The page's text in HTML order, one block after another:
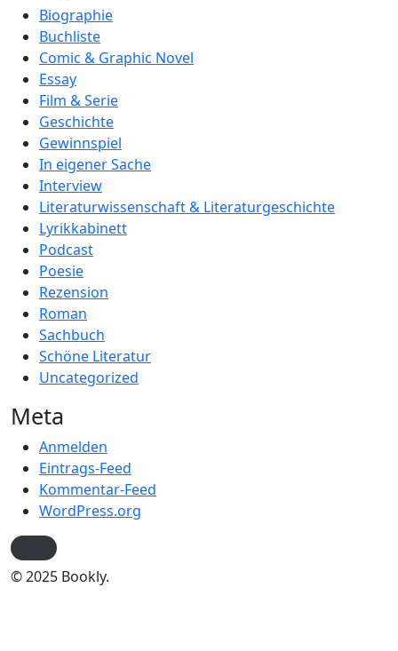
Biographie
Buchliste
Comic & Graphic Novel
Essay
Film & Serie
Geschichte
Gewinnspiel
In eigener Sache
Interview
Literaturwissenschaft & Literaturgeschichte
Lyrikkabinett
Podcast
Poesie
Rezension
Roman
Sachbuch
Schöne Literatur
Uncategorized
Meta
Anmelden
Eintrags-Feed
Kommentar-Feed
WordPress.org
© 2025 Bookly.